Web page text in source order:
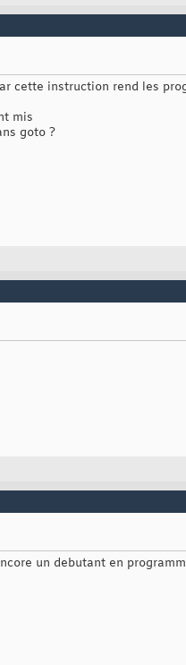
cette instruction rend les
mis
goto ?
un debutant en